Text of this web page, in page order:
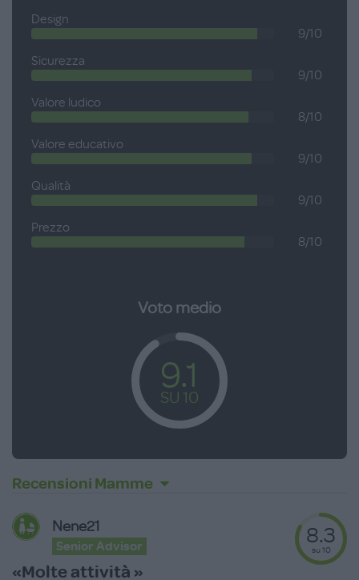
sfogliare; Arte: lavagna cancellabile con cui disegnare in
libertà. Età consigliata: 1-4 anni.
Design
9/10
Sicurezza
9/10
Valore ludico
8/10
Valore educativo
9/10
Qualità
9/10
Prezzo
8/10
Voto medio
9.1
SU 10
Recensioni Mamme
Nene21
Senior Advisor
«Molte attività »
8.3
su 10